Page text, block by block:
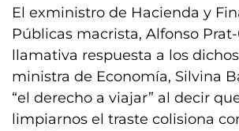
El exministro de Hacienda y
Públicas macrista, Alfonso
llamativa respuesta a los
ministra de Economía, Silvina
“el derecho a viajar” al decir
limpiarnos el traste colisiona